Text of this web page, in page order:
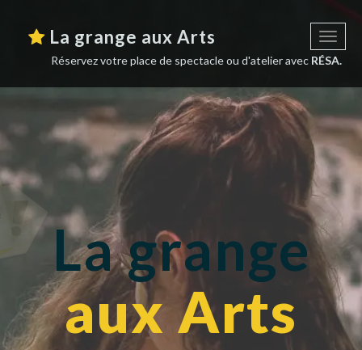
Toggle
La grange aux Arts
Réservez votre place de spectacle ou d'atelier avec RÉSA.
La grange
aux Arts